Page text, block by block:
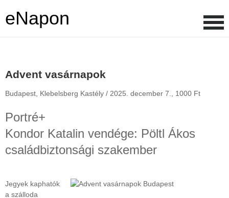
eNapon
Advent vasárnapok
Budapest, Klebelsberg Kastély / 2025. december 7., 1000 Ft
Portré+
Kondor Katalin vendége: Pöltl Ákos
családbiztonsági szakember
Jegyek kaphatók
a szálloda